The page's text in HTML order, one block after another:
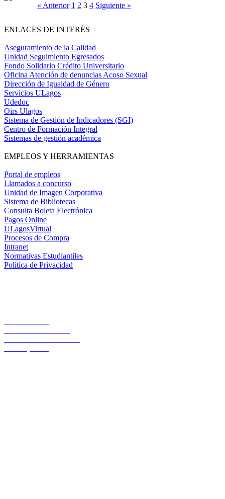
« Anterior 1 2 3 4 Siguiente »
ENLACES DE INTERÉS
Aseguramiento de la Calidad
Unidad Seguimiento Egresados
Fondo Solidario Crédito Universitario
Oficina Atención de denuncias Acoso Sexual
Dirección de Igualdad de Género
Servicios ULagos
Udedoc
Oirs Ulagos
Sistema de Gestión de Indicadores (SGI)
Centro de Formación Integral
Sistemas de gestión académica
EMPLEOS Y HERRAMIENTAS
Portal de empleos
Llamados a concurso
Unidad de Imagen Corporativa
Sistema de Bibliotecas
Consulta Boleta Electrónica
Pagos Online
ULagosVirtual
Procesos de Compra
Intranet
Normativas Estudiantiles
Política de Privacidad